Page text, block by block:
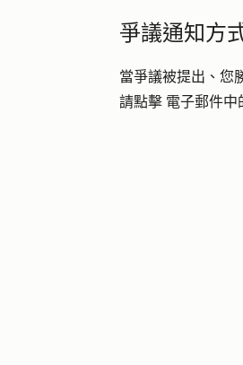
爭議通知方
當爭議被提出、您
請點擊 電子郵件中